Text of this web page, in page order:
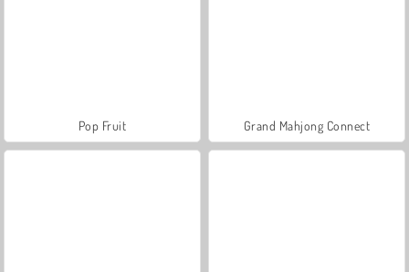
Pop Fruit Grand Mahjong Connect